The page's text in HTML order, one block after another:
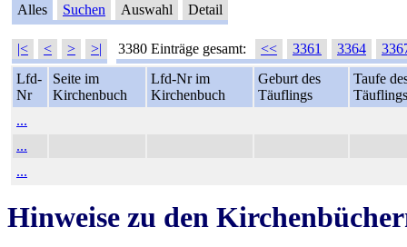
Alles Suchen Auswahl Detail
|< < > >| 3380 Einträge gesamt: << 3361 3364
Lfd-
Nr
Seite im
Kirchenbuch
Lfd-Nr im
Kirchenbuch
Geburt des
Täuflings
Taufe
Täuflings
...
...
...
Hinweise zu den